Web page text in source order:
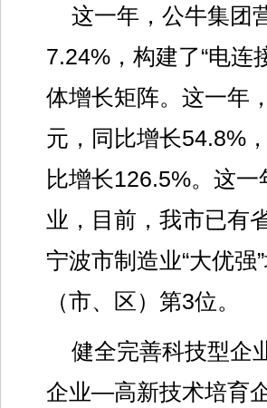
这一年，公牛集团
7.24%，构建了“电连
体增长矩阵。这一年
元，同比增长54.8%
比增长126.5%。这
业，目前，我市已有
宁波市制造业“大优
（市、区）第3位。
健全完善科技型企
企业—高新技术培育